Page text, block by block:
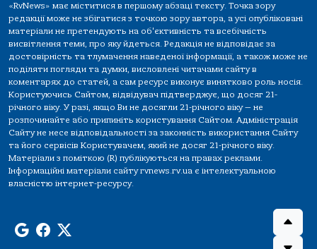
«RvNews» має міститися в першому абзаці тексту. Точка зору
редакції може не збігатися з точкою зору автора, а усі опубліковані
матеріали не претендують на об'єктивність та всебічність
висвітлення теми, про яку йдеться. Редакція не відповідає за
достовірність та тлумачення наведеної інформації, а також може не
поділяти погляди та думки, висловлені читачами сайту в
коментарях до статей, а сам ресурс виконує винятково роль носія.
Користуючись Сайтом, відвідувач підтверджує, що досяг 21-
річного віку. У разі, якщо Ви не досягли 21-річного віку — не
розпочинайте або припиніть користування Сайтом. Адміністрація
Сайту не несе відповідальності за законність використання Сайту
та його сервісів Користувачем, який не досяг 21-річного віку.
Матеріали з поміткою (R) публікуються на правах реклами.
Інформаційні матеріали сайту rvnews.rv.ua є інтелектуальною
власністю інтернет-ресурсу.